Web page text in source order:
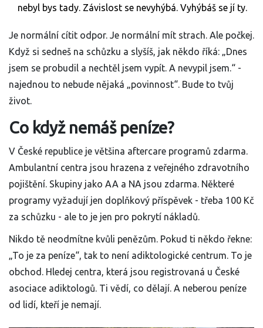
nebyl bys tady. Závislost se nevyhýbá. Vyhýbáš se jí ty.
Je normální cítit odpor. Je normální mít strach. Ale počkej.
Když si sedneš na schůzku a slyšíš, jak někdo říká: „Dnes
jsem se probudil a nechtěl jsem vypít. A nevypil jsem.“ -
najednou to nebude nějaká „povinnost“. Bude to tvůj
život.
Co když nemáš peníze?
V České republice je většina aftercare programů zdarma.
Ambulantní centra jsou hrazena z veřejného zdravotního
pojištění. Skupiny jako AA a NA jsou zdarma. Některé
programy vyžadují jen doplňkový příspěvek - třeba 100 Kč
za schůzku - ale to je jen pro pokrytí nákladů.
Nikdo tě neodmítne kvůli penězům. Pokud ti někdo řekne:
„To je za peníze“, tak to není adiktologické centrum. To je
obchod. Hledej centra, která jsou registrovaná u České
asociace adiktologů. Ti vědí, co dělají. A neberou peníze
od lidí, kteří je nemají.